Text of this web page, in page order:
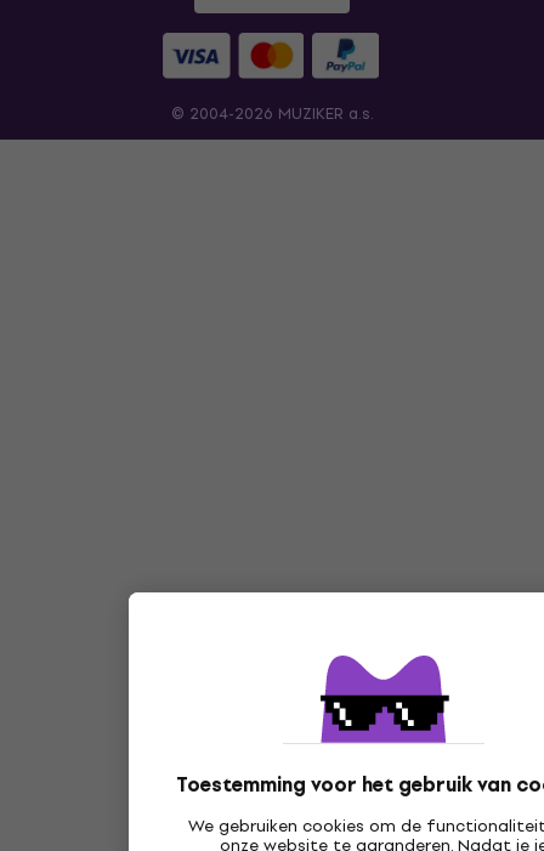
Toestemming voor het gebruik van
We gebruiken cookies om de
onze website te garanderen. Nadat je
© 2004-2026 MUZIKER a.s.